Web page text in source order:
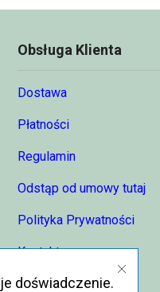
Obsługa Klienta
Dostawa
Płatności
Regulamin
Odstąp od umowy tutaj
Polityka Prywatności
Kontakt
O nas
doświadczenie.